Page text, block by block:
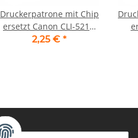
Druckerpatrone mit Chip
ersetzt Canon CLI-521Y,
CLI521 gelb
2,25 € *